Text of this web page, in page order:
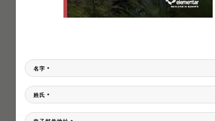
名字 *
姓氏 *